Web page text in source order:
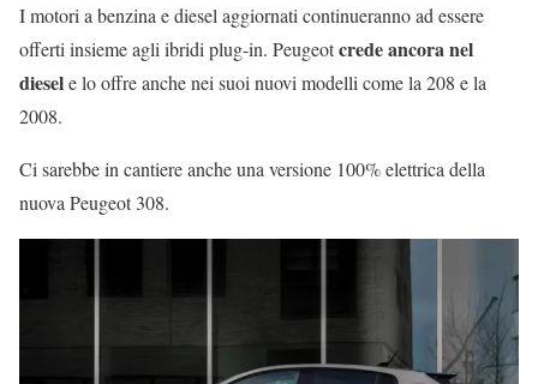
I motori a benzina e diesel aggiornati continueranno ad essere
offerti insieme agli ibridi plug-in. Peugeotcrede ancora nel
diesele lo offre anche nei suoi nuovi modelli come la 208 e la
2008.
Ci sarebbe in cantiere anche una versione 100% elettrica della
nuova Peugeot 308.